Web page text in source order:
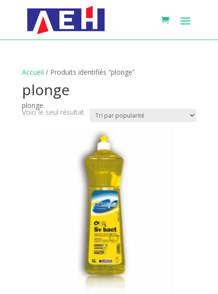
Accueil / Produits identifiés “plonge”
plonge
plonge
Voici le seul résultat